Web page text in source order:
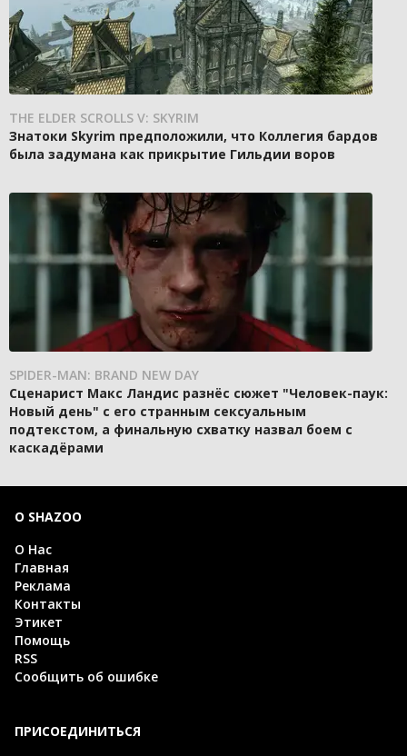
THE ELDER SCROLLS V: SKYRIM
Знатоки Skyrim предположили, что Коллегия бардов
была задумана как прикрытие Гильдии воров
SPIDER-MAN: BRAND NEW DAY
Сценарист Макс Ландис разнёс сюжет "Человек-паук:
Новый день" с его странным сексуальным
подтекстом, а финальную схватку назвал боем с
каскадёрами
О SHAZOO
О Нас
Главная
Реклама
Контакты
Этикет
Помощь
RSS
Сообщить об ошибке
ПРИСОЕДИНИТЬСЯ